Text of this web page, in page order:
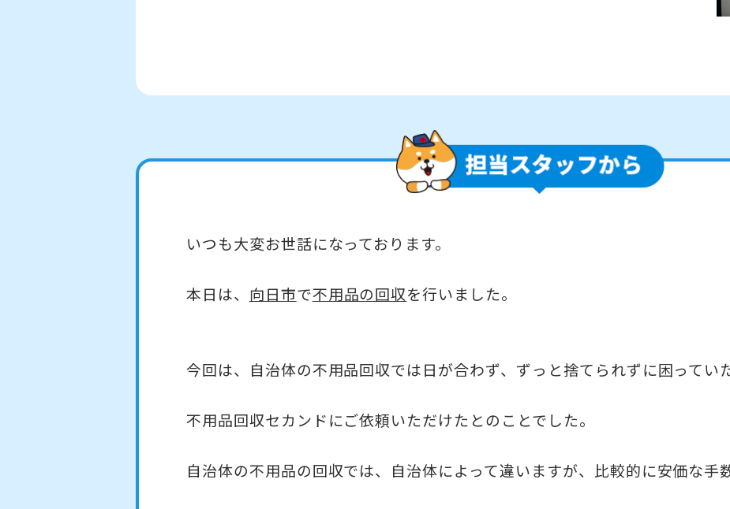
いつも大変お世話になっております。
本日は、 向日市で不用品の回収を行いました。
今回は、自治体の不用品回収では日が合わず、ずっと捨てられずに困ってい
不用品回収セカンドにご依頼いただけたとのことでした。
自治体の不用品の回収では、自治体によって違いますが、比較的に安価な手